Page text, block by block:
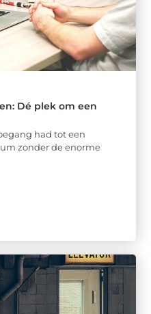
Dé plek om een
had tot een
zonder de enorme